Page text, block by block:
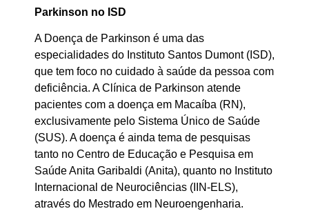
Parkinson no ISD
A Doença de Parkinson é uma das
especialidades do Instituto Santos Dumont (ISD),
que tem foco no cuidado à saúde da pessoa com
deficiência. A Clínica de Parkinson atende
pacientes com a doença em Macaíba (RN),
exclusivamente pelo Sistema Único de Saúde
(SUS). A doença é ainda tema de pesquisas
tanto no Centro de Educação e Pesquisa em
Saúde Anita Garibaldi (Anita), quanto no Instituto
Internacional de Neurociências (IIN-ELS),
através do Mestrado em Neuroengenharia.